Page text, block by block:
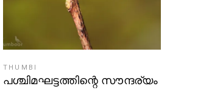
THUMBI
പശ്ചിമഘട്ടത്തിന്റെ സൗന്ദര്യം